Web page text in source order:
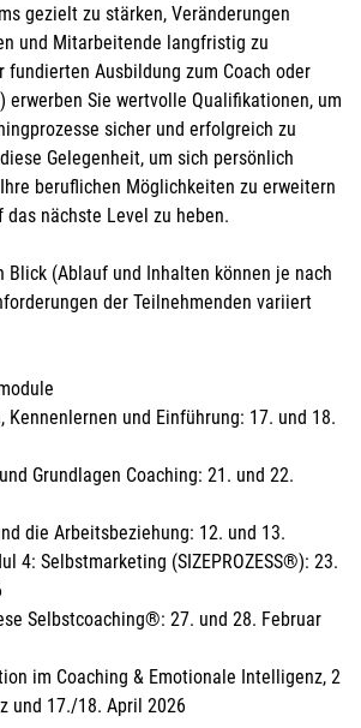
gezielt zu stärken, Veränderungen
und Mitarbeitende langfristig zu
Ausbildung zum Coach oder
erwerben Sie wertvolle Qualifikationen, um
sicher und erfolgreich zu
Gelegenheit, um sich persönlich
beruflichen Möglichkeiten zu erweitern
das nächste Level zu heben.
Blick (Ablauf und Inhalten können je nach
der Teilnehmenden variiert
Kennenlernen und Einführung: 17. und 18.
Grundlagen Coaching: 21. und 22.
die Arbeitsbeziehung: 12. und 13.
4: Selbstmarketing (SIZEPROZESS®): 23.
Selbstcoaching®: 27. und 28. Februar
im Coaching & Emotionale Intelligenz, 2
und 17./18. April 2026